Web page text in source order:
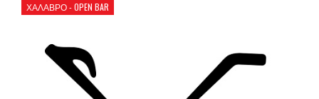
ΧΑΛΑΒΡΟ - OPEN BAR